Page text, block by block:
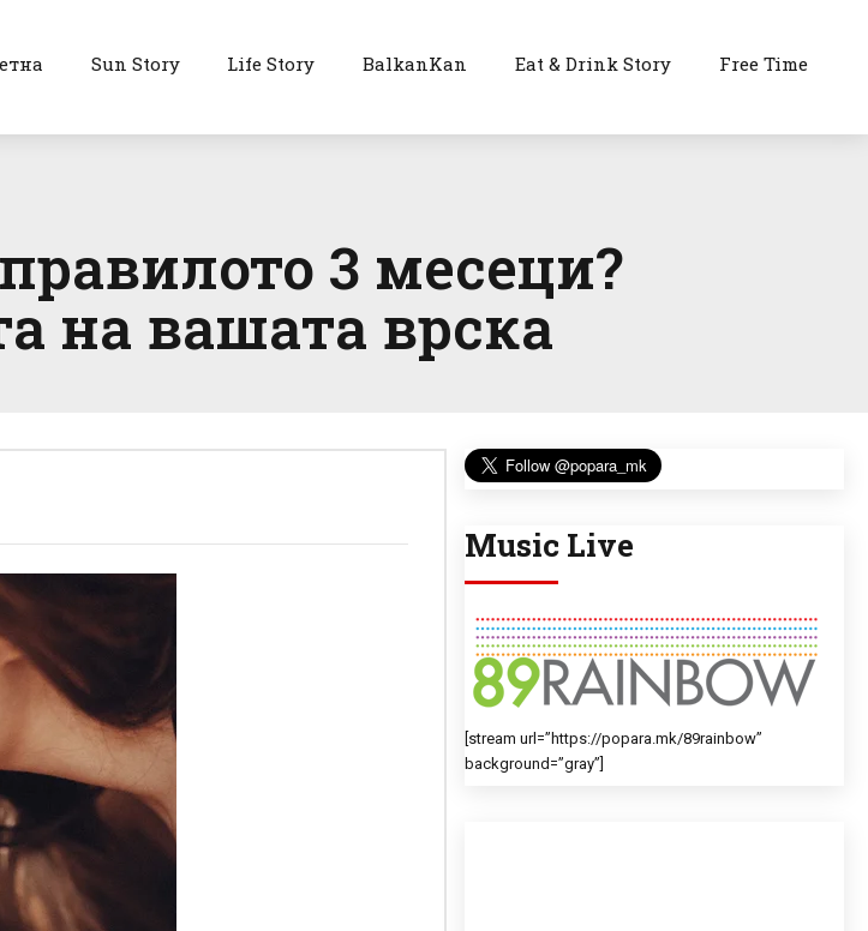
Sun Story Life Story BalkanKan Eat & Drink Story Free Time
3 месеци?
на вашата врска
Music Live
[stream url=”https://popara.mk/89rainbow”
background=”gray”]